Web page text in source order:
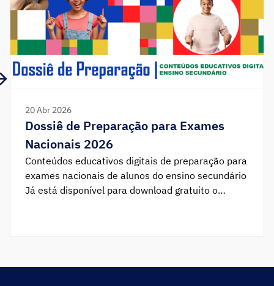
20 Abr 2026
Dossiê de Preparação para Exames
Nacionais 2026
Conteúdos educativos digitais de preparação para
exames nacionais de alunos do ensino secundário
Já está disponível para download gratuito o
acesso a Cadernos e Roteiros Temáticos,